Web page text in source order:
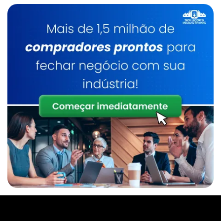
Serviço De Manutenção De Caldeiras
Industrial
Caldeirarias Em Sp
Inspeção E Manutenção De Caldeiras
Manutenção De Caldeiras Preço
Caldeira A Lenha
Inspeção De Caldeira A Lenha Industrial